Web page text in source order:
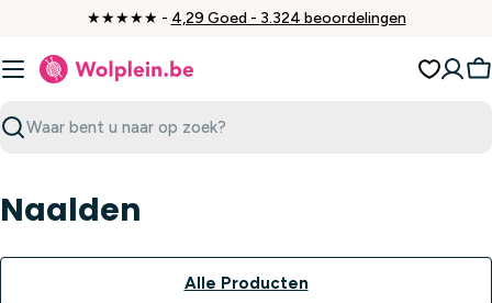
inhoud
★★★★★ - 4,29 Goed - 3.324 beoordelingen
Zoeken
Naalden
Alle Producten